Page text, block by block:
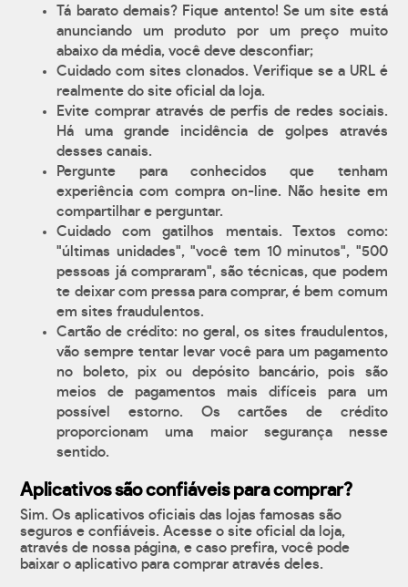
Tá barato demais? Fique antento! Se um site está
anunciando um produto por um preço muito
abaixo da média, você deve desconfiar;
Cuidado com sites clonados. Verifique se a URL é
realmente do site oficial da loja.
Evite comprar através de perfis de redes sociais.
Há uma grande incidência de golpes através
desses canais.
Pergunte para conhecidos que tenham
experiência com compra on-line. Não hesite em
compartilhar e perguntar.
Cuidado com gatilhos mentais. Textos como:
"últimas unidades", "você tem 10 minutos", "500
pessoas já compraram", são técnicas, que podem
te deixar com pressa para comprar, é bem comum
em sites fraudulentos.
Cartão de crédito: no geral, os sites fraudulentos,
vão sempre tentar levar você para um pagamento
no boleto, pix ou depósito bancário, pois são
meios de pagamentos mais difíceis para um
possível estorno. Os cartões de crédito
proporcionam uma maior segurança nesse
sentido.
Aplicativos são confiáveis para comprar?
Sim. Os aplicativos oficiais das lojas famosas são
seguros e confiáveis. Acesse o site oficial da loja,
através de nossa página, e caso prefira, você pode
baixar o aplicativo para comprar através deles.